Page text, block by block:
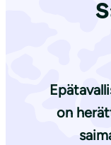
on